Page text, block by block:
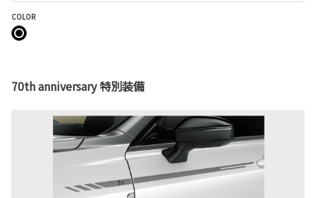
COLOR
70th anniversary 特別装備